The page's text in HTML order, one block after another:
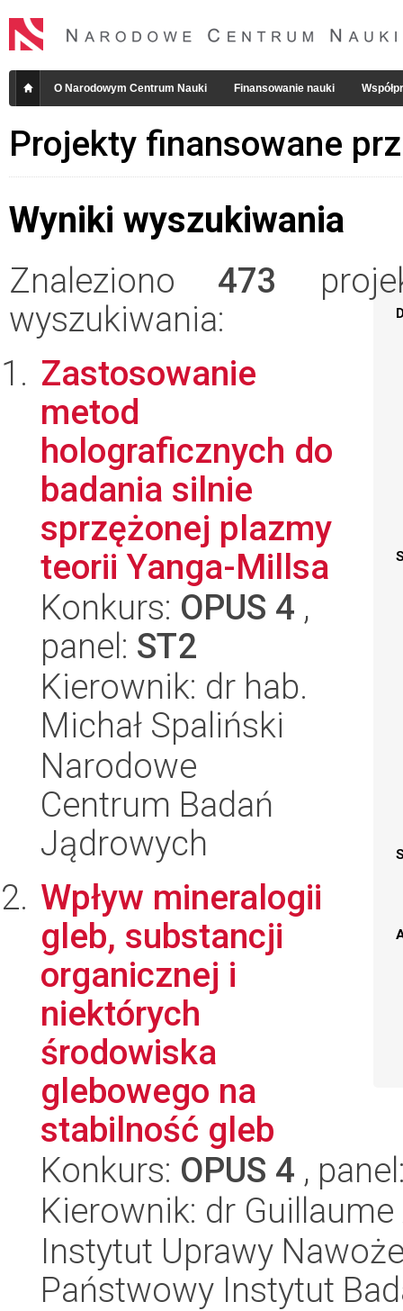
O Narodowym Centrum Nauki Finansowanie nauki
Projekty finansowane
Wyniki wyszukiwania
Znaleziono 473
wyszukiwania:
Zastosowanie
metod
holograficznych do
badania silnie
sprzężonej plazmy
teorii Yanga-Millsa
Konkurs: OPUS 4 ,
panel: ST2
Kierownik: dr hab.
Michał Spaliński
Narodowe
Centrum Badań
Jądrowych
Wpływ mineralogii
gleb, substancji
organicznej i
niektórych
środowiska
glebowego na
stabilność gleb
Konkurs: OPUS 4 ,
Kierownik: dr
Instytut Uprawy
Państwowy Instytut